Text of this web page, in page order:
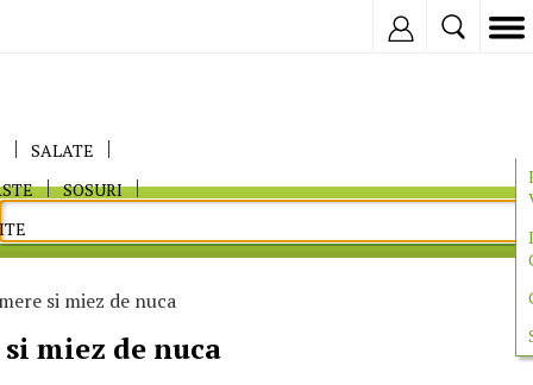
SALATE
SOSURI
si miez de nuca
miez de nuca